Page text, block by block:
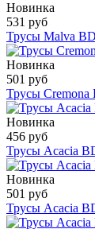
Новинка
531 руб
Трусы Malva
Новинка
501 руб
Трусы Cremona
Новинка
456 руб
Трусы Acacia
Новинка
501 руб
Трусы Acacia